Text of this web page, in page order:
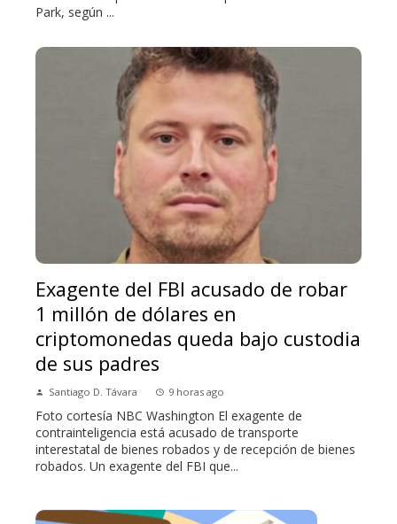
Park, según ...
Exagente del FBI acusado de robar
1 millón de dólares en
criptomonedas queda bajo custodia
de sus padres
Santiago D. Távara 9 horas ago
Foto cortesía NBC Washington El exagente de
contrainteligencia está acusado de transporte
interestatal de bienes robados y de recepción de bienes
robados. Un exagente del FBI que...